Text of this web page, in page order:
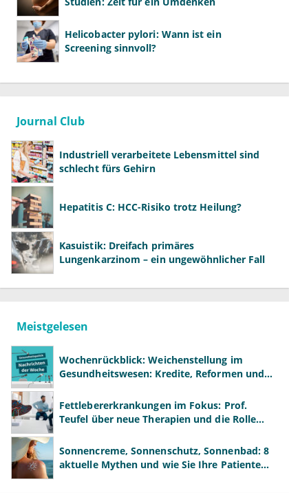
Helicobacter pylori: Wann ist ein
Screening sinnvoll?
Journal Club
Industriell verarbeitete Lebensmittel sind
schlecht fürs Gehirn
Hepatitis C: HCC-Risiko trotz Heilung?
Kasuistik: Dreifach primäres
Lungenkarzinom – ein ungewöhnlicher Fall
Meistgelesen
Wochenrückblick: Weichenstellung im
Gesundheitswesen: Kredite, Reformen und
Fettlebererkrankungen im Fokus: Prof.
Teufel über neue Therapien und die Rolle
Sonnencreme, Sonnenschutz, Sonnenbad: 8
aktuelle Mythen und wie Sie Ihre Patienten